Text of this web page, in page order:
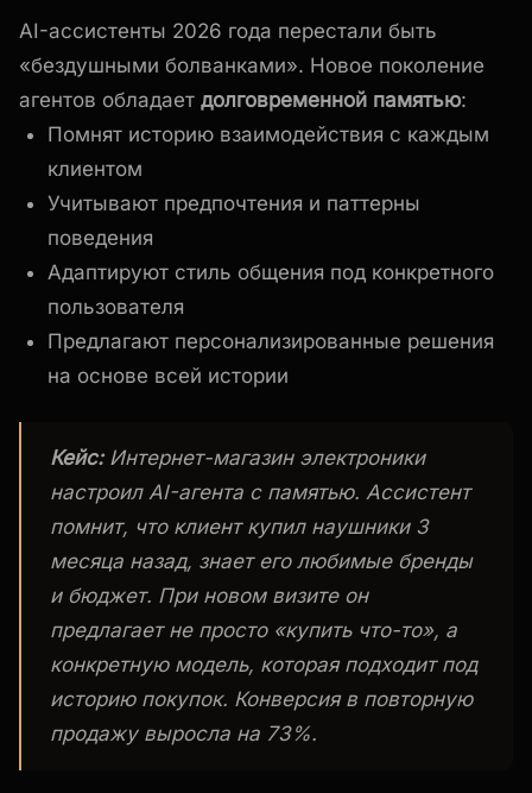
AI-ассистенты 2026 года перестали быть
«бездушными болванками». Новое поколение
агентов обладает долговременной памятью:
Помнят историю взаимодействия с каждым
клиентом
Учитывают предпочтения и паттерны
поведения
Адаптируют стиль общения под конкретного
пользователя
Предлагают персонализированные решения
на основе всей истории
Кейс:Интернет-магазин электроники
настроил AI-агента с памятью. Ассистент
помнит, что клиент купил наушники 3
месяца назад, знает его любимые бренды
и бюджет. При новом визите он
предлагает не просто «купить что-то», а
конкретную модель, которая подходит под
историю покупок. Конверсия в повторную
продажу выросла на 73%.